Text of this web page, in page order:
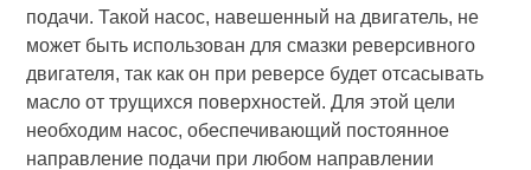
подачи. Такой насос, навешенный на двигатель, не
может быть использован для смазки реверсивного
двигателя, так как он при реверсе будет отсасывать
масло от трущихся поверхностей. Для этой цели
необходим насос, обеспечивающий постоянное
направление подачи при любом направлении